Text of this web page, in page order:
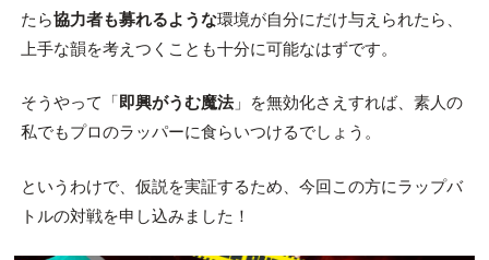
たら協力者も募れるような環境が自分にだけ与えられたら、
上手な韻を考えつくことも十分に可能なはずです。
そうやって「 即興がうむ魔法」を無効化さえすれば、素人の
私でもプロのラッパーに食らいつけるでしょう。
というわけで、仮説を実証するため、今回この方にラップバ
トルの対戦を申し込みました！